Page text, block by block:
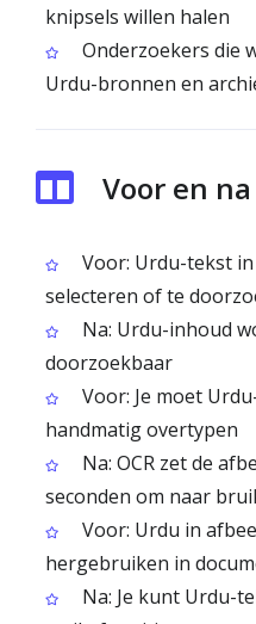
knipsels willen halen
Onderzoekers die
Urdu-bronnen en
Voor en
Voor: Urdu-tekst
selecteren of te
Na: Urdu-inhoud
doorzoekbaar
Voor: Je moet
handmatig overtypen
Na: OCR zet de
seconden om naar
Voor: Urdu in
hergebruiken in
Na: Je kunt Urdu-